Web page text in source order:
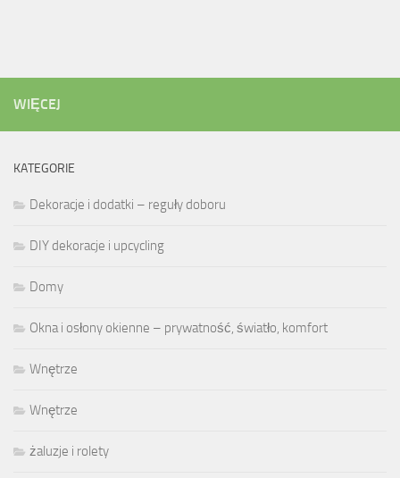
WIĘCEJ
KATEGORIE
Dekoracje i dodatki – reguły doboru
DIY dekoracje i upcycling
Domy
Okna i osłony okienne – prywatność, światło, komfort
Wnętrze
Wnętrze
żaluzje i rolety